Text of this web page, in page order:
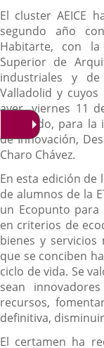
El cluster AEICE
segundo año
Habitarte, con la
Superior de
industriales y
Valladolid y
ayer, viernes 11
contando, para
de Innovación,
Charo Chávez.
En esta edición
de alumnos de la
un Ecopunto para
en criterios de
bienes y
que se conciben
ciclo de vida. Se
sean
recursos,
definitiva,
El certamen ha